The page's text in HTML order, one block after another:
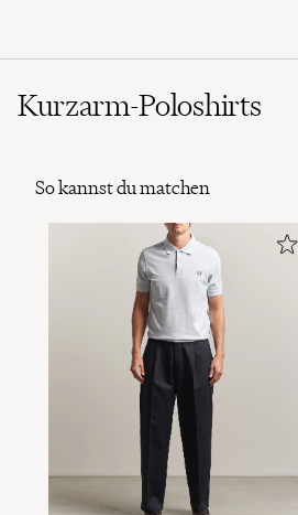
Kurzarm-Poloshirts
So kannst du matchen